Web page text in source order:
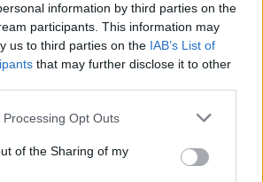
information by third parties on the
participants. This information may
us to third parties on the IAB’s List of
that may further disclose it to other
Opt Outs
of the Sharing of my